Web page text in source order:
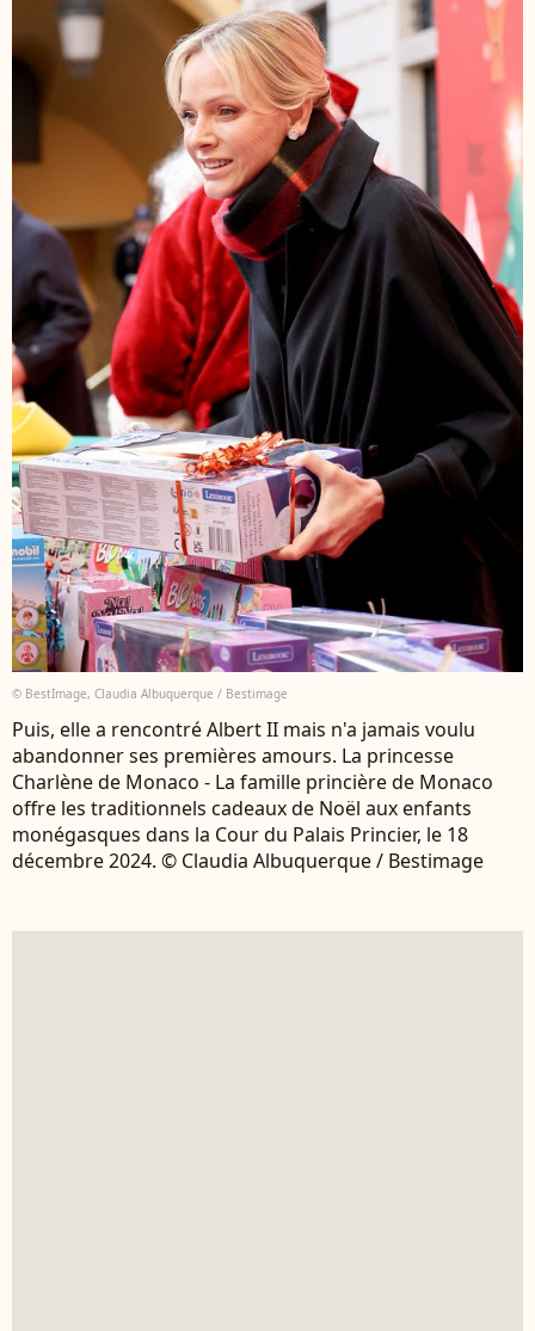
© BestImage, Claudia Albuquerque / Bestimage
Puis, elle a rencontré Albert II mais n'a jamais voulu
abandonner ses premières amours. La princesse
Charlène de Monaco - La famille princière de Monaco
offre les traditionnels cadeaux de Noël aux enfants
monégasques dans la Cour du Palais Princier, le 18
décembre 2024. © Claudia Albuquerque / Bestimage